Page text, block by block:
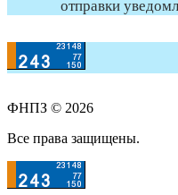
отправки
ФНПЗ © 2026
Все права защищены.